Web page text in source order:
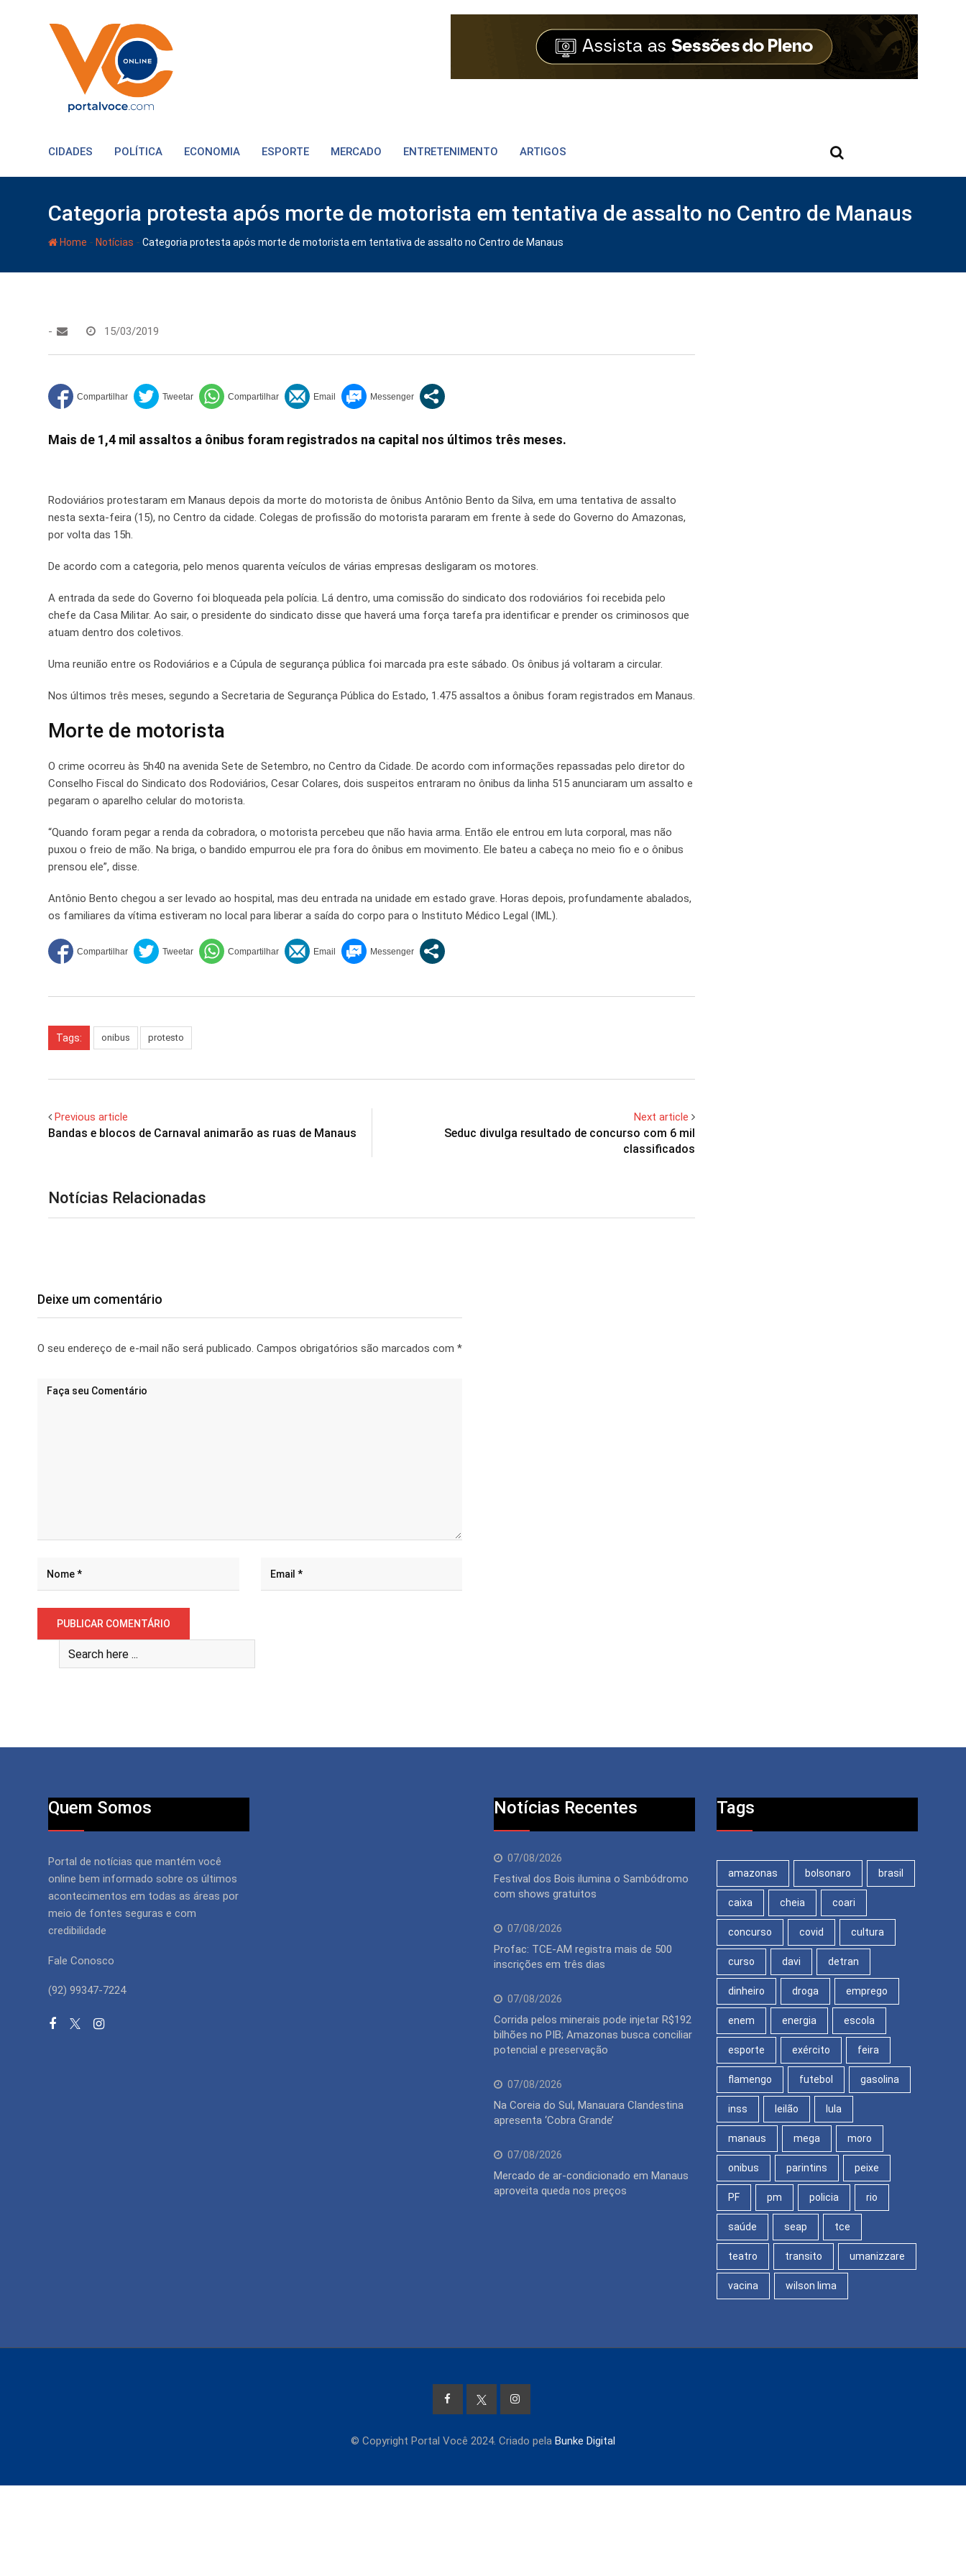
CIDADES POLÍTICA ECONOMIA ESPORTE MERCADO ENTRETENIMENTO ARTIGOS
Categoria protesta após morte de motorista em tentativa de assalto no Centro de Manaus
Home - Notícias - Categoria protesta após morte de motorista em tentativa de assalto no Centro de Manaus
- 15/03/2019
Mais de 1,4 mil assaltos a ônibus foram registrados na capital nos últimos três meses.
Rodoviários protestaram em Manaus depois da morte do motorista de ônibus Antônio Bento da Silva, em uma tentativa de assalto
nesta sexta-feira (15), no Centro da cidade. Colegas de profissão do motorista pararam em frente à sede do Governo do Amazonas,
por volta das 15h.
De acordo com a categoria, pelo menos quarenta veículos de várias empresas desligaram os motores.
A entrada da sede do Governo foi bloqueada pela polícia. Lá dentro, uma comissão do sindicato dos rodoviários foi recebida pelo
chefe da Casa Militar. Ao sair, o presidente do sindicato disse que haverá uma força tarefa pra identificar e prender os criminosos que
atuam dentro dos coletivos.
Uma reunião entre os Rodoviários e a Cúpula de segurança pública foi marcada pra este sábado. Os ônibus já voltaram a circular.
Nos últimos três meses, segundo a Secretaria de Segurança Pública do Estado, 1.475 assaltos a ônibus foram registrados em Manaus.
Morte de motorista
O crime ocorreu às 5h40 na avenida Sete de Setembro, no Centro da Cidade. De acordo com informações repassadas pelo diretor do
Conselho Fiscal do Sindicato dos Rodoviários, Cesar Colares, dois suspeitos entraram no ônibus da linha 515 anunciaram um assalto e
pegaram o aparelho celular do motorista.
“Quando foram pegar a renda da cobradora, o motorista percebeu que não havia arma. Então ele entrou em luta corporal, mas não
puxou o freio de mão. Na briga, o bandido empurrou ele pra fora do ônibus em movimento. Ele bateu a cabeça no meio fio e o ônibus
prensou ele”, disse.
Antônio Bento chegou a ser levado ao hospital, mas deu entrada na unidade em estado grave. Horas depois, profundamente abalados,
os familiares da vítima estiveram no local para liberar a saída do corpo para o Instituto Médico Legal (IML).
Tags: onibus protesto
Previous article
Bandas e blocos de Carnaval animarão as ruas de Manaus
Next article
Seduc divulga resultado de concurso com 6 mil
classificados
Notícias Relacionadas
Deixe um comentário
O seu endereço de e-mail não será publicado. Campos obrigatórios são marcados com *
Quem Somos
Portal de notícias que mantém você
online bem informado sobre os últimos
acontecimentos em todas as áreas por
meio de fontes seguras e com
credibilidade
Fale Conosco
(92) 99347-7224
Notícias Recentes
07/08/2026
Festival dos Bois ilumina o Sambódromo
com shows gratuitos
07/08/2026
Profac: TCE-AM registra mais de 500
inscrições em três dias
07/08/2026
Corrida pelos minerais pode injetar R$192
bilhões no PIB; Amazonas busca conciliar
potencial e preservação
07/08/2026
Na Coreia do Sul, Manauara Clandestina
apresenta ‘Cobra Grande’
07/08/2026
Mercado de ar-condicionado em Manaus
aproveita queda nos preços
Tags
amazonas bolsonaro brasil
caixa cheia coari
concurso covid cultura
curso davi detran
dinheiro droga emprego
enem energia escola
esporte exército feira
flamengo futebol gasolina
inss leilão lula
manaus mega moro
onibus parintins peixe
PF pm policia rio
saúde seap tce
teatro transito umanizzare
vacina wilson lima
© Copyright Portal Você 2024. Criado pela Bunke Digital